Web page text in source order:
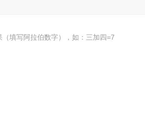
（填写阿拉伯数字），如：三加四=7